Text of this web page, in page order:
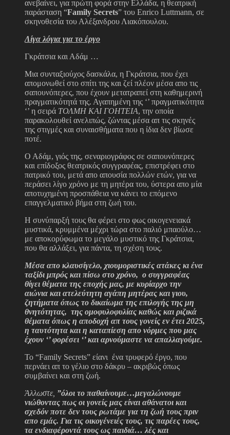
ανεβαίνει, για πρώτη φορά στην Ελλάδα, η θεατρική
παράσταση “Family Secrets” του Enrico Luttmann, σε
σκηνοθεσία του Αλέξανδρου Λιακόπουλου.
Λίγα λόγια για το έργο
Γκράτσια και Αδάμ …
Μια συνταξιούχος δασκάλα, η Γκράτσια, που έχει
απομονωθεί στο σπίτι της και ζεί πλέον μέσα απο τις
σαπουνόπερες, που έχουν μετατραπεί στη καθημερινή
πραγματικότητά της. Αγαπημένη της ‘’ πραγματικότητα
‘’ η σειρά ΤΟΛΜΗ ΚΑΙ ΓΟΗΤΕΙΑ, την οποία
παρακολουθεί ανελιπώς, ζώντας μέσα απ τις σκηνές
της στιγμές και συναισθήματα που η ίδια δεν βίωσε
ποτέ.
Ο Αδάμ, γιός της, σεναριογράφος σε σαπουνόπερες
και επίδοξος θεατρικός συγγραφέας, επιστρέφει στο
πατρικό του, μετά απο απουσία πολλών ετών, για να
περάσει λίγο χρόνο με τη μητέρα του, ύστερα απο μία
αποτυχημένη προσπάθεια να κάνει το επόμενο
επαγγελματικό βήμα στη ζωή του.
Η συνύπαρξή τους θα φέρει στο φως οικογενειακά
μυστικά, κρυμμένα μέχρι τώρα στο παλιό μπαούλο…
με αποκορύφωμα το μεγάλο μυστικό της Γκράτσια,
που θα αλλάξει, για πάντα, τη σχέση τους.
Μέσα απο κλαυσίγελο, χιουμοριστικές ατάκες κι ένα
ταξίδι μπρός και πίσω στο χρόνο, ο συγγραφέας
θίγει θέματα της εποχής μας, με κυρίαρχο την
αιώνια και ατελεύτητη αγάπη μητέρας και γιου,
ζητήματα όπως το δικαίωμα της επιλογής της μη
θνητότητας, της ομοφυλοφυλίας καθώς και ριζικά
θέματα όπως η αποδοχή απ τους γονείς εν έτει 2025,
η ταυτότητα και η καταπίεση απο νόρμες που μας
έχουν ‘’ φορέσει ‘’ και αρνούμαστε να απαλλαγούμε.
Το “Family Secrets” είανι ένα τρυφερό έργο, που
περνάει απ το γέλιο στο δάκρυ – ακριβώς όπως
συμβαίνει και στη ζωή.
Άλλωστε, ”όλοι το παθαίνουμε…μεγαλώνουμε
νιώθοντας πως οι γονείς μας είναι αθάνατοι και
σχεδόν ποτε δεν τους ρωτάμε για τη ζωή τους πριν
απο εμάς. Για τις οικογένειές τους, τις παρέες τους,
τα ενδιαφέροντά τους ως παιδιά… λές και